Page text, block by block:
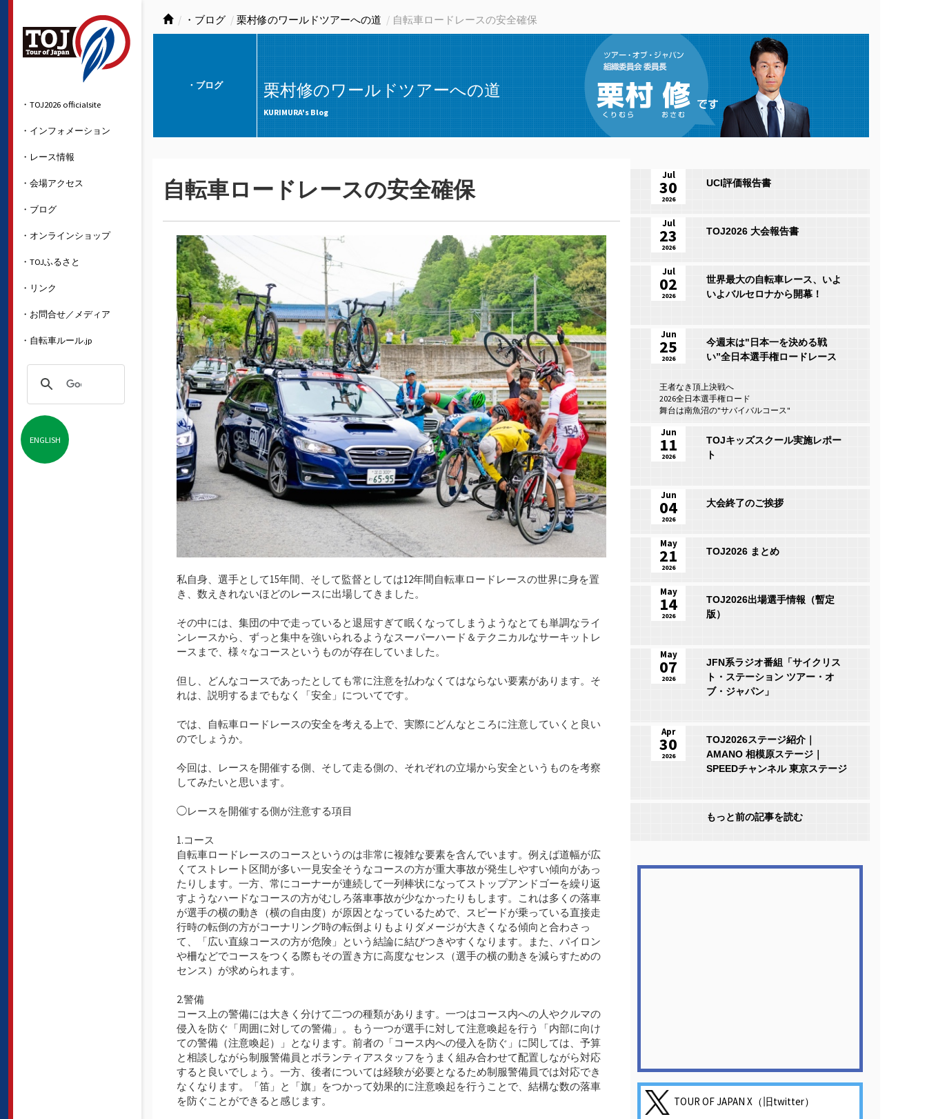
・TOJ2026 officialsite
・インフォメーション
・レース情報
・会場アクセス
・ブログ
・オンラインショップ
・TOJふるさと
・リンク
・お問合せ／メディア
・自転車ルール.jp
ENGLISH
・ブログ 栗村修のワールドツアーへの道 自転車ロードレースの安全確保
・ブログ 栗村修のワールドツアーへの道
KURIMURA's Blog
自転車ロードレースの安全確保
私自身、選手として15年間、そして監督としては12年間自転車ロードレースの世界に身を置
き、数えきれないほどのレースに出場してきました。
その中には、集団の中で走っていると退屈すぎて眠くなってしまうようなとても単調なライ
ンレースから、ずっと集中を強いられるようなスーパーハード＆テクニカルなサーキットレ
ースまで、様々なコースというものが存在していました。
但し、どんなコースであったとしても常に注意を払わなくてはならない要素があります。そ
れは、説明するまでもなく「安全」についてです。
では、自転車ロードレースの安全を考える上で、実際にどんなところに注意していくと良い
のでしょうか。
今回は、レースを開催する側、そして走る側の、それぞれの立場から安全というものを考察
してみたいと思います。
◯レースを開催する側が注意する項目
1.コース
自転車ロードレースのコースというのは非常に複雑な要素を含んでいます。例えば道幅が広
くてストレート区間が多い一見安全そうなコースの方が重大事故が発生しやすい傾向があっ
たりします。一方、常にコーナーが連続して一列棒状になってストップアンドゴーを繰り返
すようなハードなコースの方がむしろ落車事故が少なかったりもします。これは多くの落車
が選手の横の動き（横の自由度）が原因となっているためで、スピードが乗っている直接走
行時の転倒の方がコーナリング時の転倒よりもよりダメージが大きくなる傾向と合わさっ
て、「広い直線コースの方が危険」という結論に結びつきやすくなります。また、パイロン
や柵などでコースをつくる際もその置き方に高度なセンス（選手の横の動きを減らすための
センス）が求められます。
2.警備
コース上の警備には大きく分けて二つの種類があります。一つはコース内への人やクルマの
侵入を防ぐ「周囲に対しての警備」。もう一つが選手に対して注意喚起を行う「内部に向け
ての警備（注意喚起）」となります。前者の「コース内への侵入を防ぐ」に関しては、予算
と相談しながら制服警備員とボランティアスタッフをうまく組み合わせて配置しながら対応
すると良いでしょう。一方、後者については経験が必要となるため制服警備員では対応でき
なくなります。「笛」と「旗」をつかって効果的に注意喚起を行うことで、結構な数の落車
を防ぐことができると感じます。
UCI評価報告書
Jul
30
2026
TOJ2026 大会報告書
Jul
23
2026
世界最大の自転車レース、いよ
いよバルセロナから開幕！
Jul
02
2026
今週末は"日本一を決める戦
い”全日本選手権ロードレース
王者なき頂上決戦へ
2026全日本選手権ロード
舞台は南魚沼の"サバイバルコース"
Jun
25
2026
TOJキッズスクール実施レポー
ト
Jun
11
2026
大会終了のご挨拶
Jun
04
2026
TOJ2026 まとめ
May
21
2026
TOJ2026出場選手情報（暫定
版）
May
14
2026
JFN系ラジオ番組「サイクリス
ト・ステーション ツアー・オ
ブ・ジャパン」
May
07
2026
TOJ2026ステージ紹介｜
AMANO 相模原ステージ｜
SPEEDチャンネル 東京ステージ
Apr
30
2026
もっと前の記事を読む
TOUR OF JAPAN X（旧twitter）